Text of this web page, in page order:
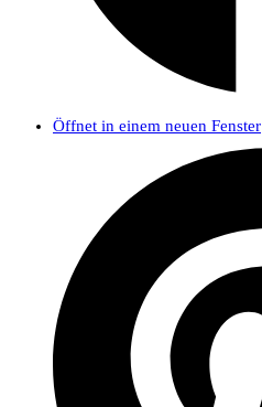
Öffnet in einem neuen Fenster